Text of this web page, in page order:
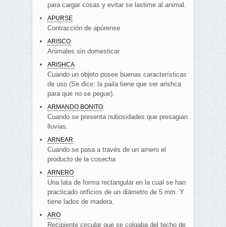
para cargar cosas y evitar se lastime al animal.
APURSE
Contracción de apúrense
ARISCO
Animales sin domesticar.
ARISHCA
Cuando un objeto posee buenas características
de uso (Se dice: la paila tiene que ser arishca
para que no se pegue).
ARMANDO BONITO
Cuando se presenta nubosidades que presagian
lluvias.
ARNEAR
Cuando se pasa a través de un arnero el
producto de la cosecha
ARNERO
Una lata de forma rectangular en la cual se han
practicado orificios de un diámetro de 5 mm. Y
tiene lados de madera.
ARO
Recipiente circular que se colgaba del techo de